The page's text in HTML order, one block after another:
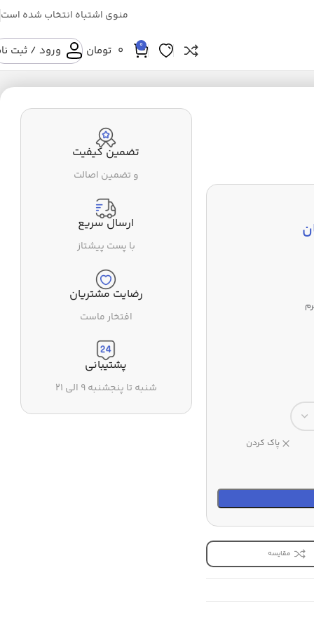
منوی اشتباه انتخاب شده است
0
0 تومان ورود / ثبت
پاک کردن
مقایسه
تضمین کیفیت
و تضمین اصالت
ارسال سریع
با پست پیشتاز
رضایت مشتریان
افتخار ماست
پشتیبانی
شنبه تا پنجشنبه ۹ الی ۲۱